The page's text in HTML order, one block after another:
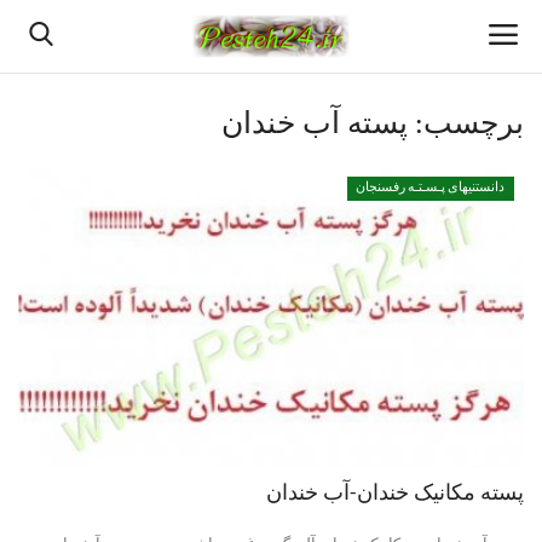
پسته اعلا رفسنجان
قیمت روزانه پسته رفسنجان
پسته رفسنجان
دانستنیهای پـسـتـه رفسنجان
برچسب: پسته آب خندان
دانستنیهای پـسـتـه رفسنجان
پسته مکانیک خندان-آب خندان